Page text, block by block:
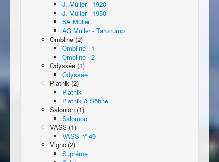
J. Müller - 1920
J. Müller - 1950
SA Müller
AG Müller - Tarotrump
Ombline (2)
Ombline - 1
Ombline - 2
Odyssée (1)
Odyssée
Piatnik (2)
Piatnik
Piatnik & Söhne
Salomon (1)
Salomon
VASS (1)
VASS n° 49
Vigno (2)
Suprême